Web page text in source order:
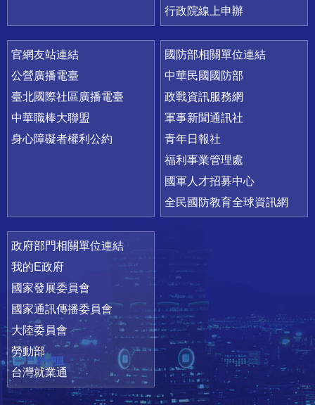
行政院線上申辦
官網友站連結
公營廣播電臺
臺北國際社區廣播電臺
中華職棒大聯盟
身心障礙者權利公約
國防部相關單位連結
中華民國國防部
政戰資訊服務網
軍事新聞通訊社
青年日報社
福利事業管理處
國軍人才招募中心
全民國防教育全球資訊網
政府部門相關單位連結
我的E政府
國家發展委員會
國家通訊傳播委員會
大陸委員會
勞動部
台灣就業通